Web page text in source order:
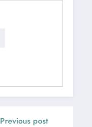
Previous post